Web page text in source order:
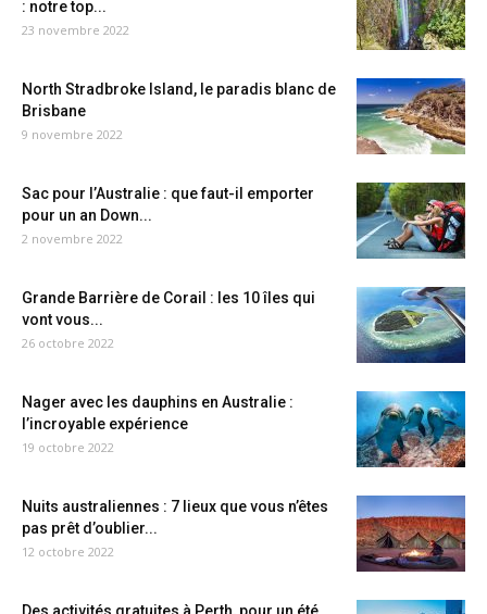
: notre top...
23 novembre 2022
North Stradbroke Island, le paradis blanc de
Brisbane
9 novembre 2022
Sac pour l’Australie : que faut-il emporter
pour un an Down...
2 novembre 2022
Grande Barrière de Corail : les 10 îles qui
vont vous...
26 octobre 2022
Nager avec les dauphins en Australie :
l’incroyable expérience
19 octobre 2022
Nuits australiennes : 7 lieux que vous n’êtes
pas prêt d’oublier...
12 octobre 2022